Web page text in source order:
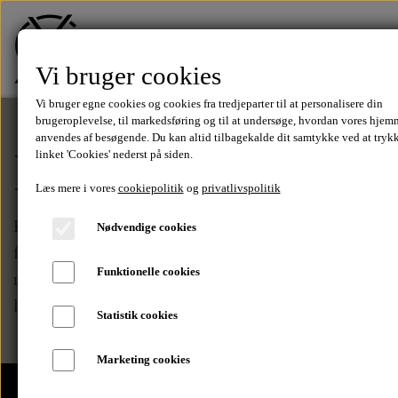
FORSIDE
TØJ
SALE
Benyt venligst voresonline fortrydelsesfunktion
for hurtigst og mest effektiv håndtering af din
returvare. Alternativt kan du benytte den EU
lovpligtige
Vi bruger cookies
Vi bruger egne cookies og cookies fra tredjeparter til at personalisere din
brugeroplevelse, til markedsføring og til at undersøge, hvordan vores
anvendes af besøgende. Du kan altid tilbagekalde dit samtykke ved at
linket 'Cookies' nederst på siden.
Læs mere i vores cookiepolitikog privatlivspolitik
Nødvendige cookies
Funktionelle cookies
Statistik cookies
Marketing cookies